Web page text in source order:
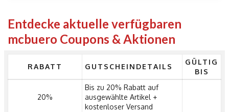
Entdecke aktuelle verfügbaren
mcbuero Coupons & Aktionen
RABATT GUTSCHEINDETAILS
GÜLTIG
BIS
20%
Bis zu 20% Rabatt auf
ausgewählte Artikel +
kostenloser Versand